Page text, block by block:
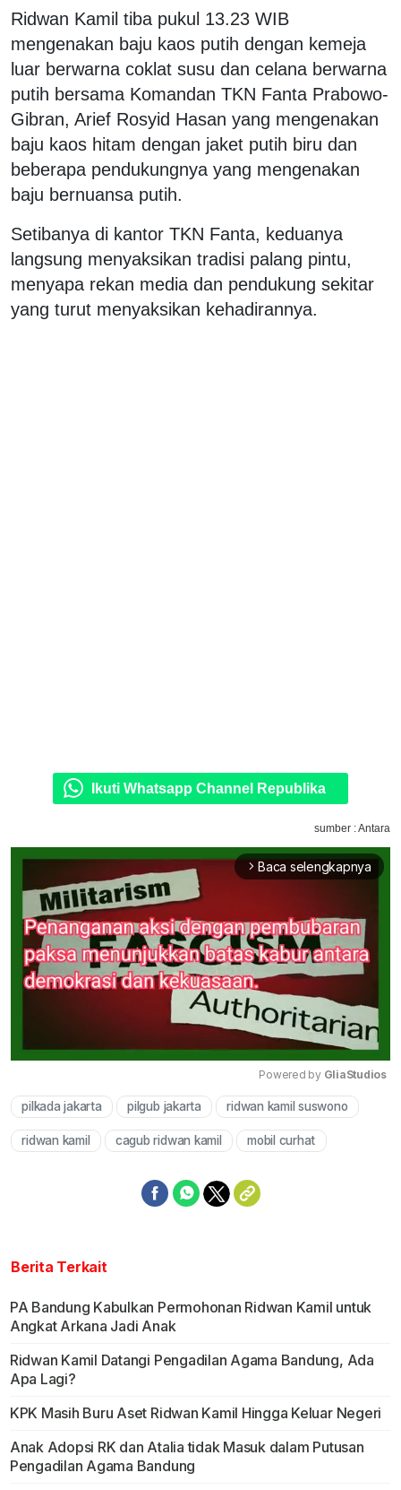
Ridwan Kamil tiba pukul 13.23 WIB
mengenakan baju kaos putih dengan kemeja
luar berwarna coklat susu dan celana berwarna
putih bersama Komandan TKN Fanta Prabowo-
Gibran, Arief Rosyid Hasan yang mengenakan
baju kaos hitam dengan jaket putih biru dan
beberapa pendukungnya yang mengenakan
baju bernuansa putih.
Setibanya di kantor TKN Fanta, keduanya
langsung menyaksikan tradisi palang pintu,
menyapa rekan media dan pendukung sekitar
yang turut menyaksikan kehadirannya.
Ikuti Whatsapp Channel Republika
sumber : Antara
arrow_forward_ios Baca selengkapnya
Mute
Powered by GliaStudios
pilkada jakarta pilgub jakarta ridwan kamil suswono
ridwan kamil cagub ridwan kamil mobil curhat
Berita Terkait
PA Bandung Kabulkan Permohonan Ridwan Kamil untuk
Angkat Arkana Jadi Anak
Ridwan Kamil Datangi Pengadilan Agama Bandung, Ada
Apa Lagi?
KPK Masih Buru Aset Ridwan Kamil Hingga Keluar Negeri
Anak Adopsi RK dan Atalia tidak Masuk dalam Putusan
Pengadilan Agama Bandung